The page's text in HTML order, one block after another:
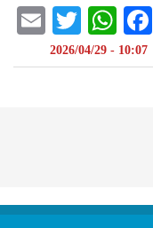
Share
Facebook
10:07 - 2026/04/29